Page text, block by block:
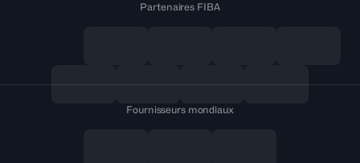
Partenaires FIBA
Fournisseurs mondiaux